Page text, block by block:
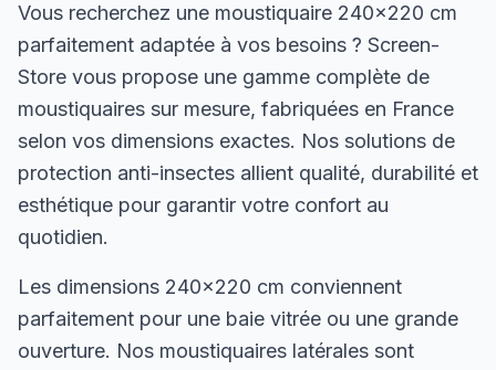
Vous recherchez une moustiquaire 240×220 cm
parfaitement adaptée à vos besoins ? Screen-
Store vous propose une gamme complète de
moustiquaires sur mesure, fabriquées en France
selon vos dimensions exactes. Nos solutions de
protection anti-insectes allient qualité, durabilité et
esthétique pour garantir votre confort au
quotidien.
Les dimensions 240×220 cm conviennent
parfaitement pour une baie vitrée ou une grande
ouverture. Nos moustiquaires latérales sont